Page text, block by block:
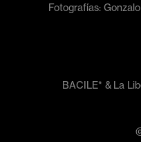
Fotografías:
BACILE* & La